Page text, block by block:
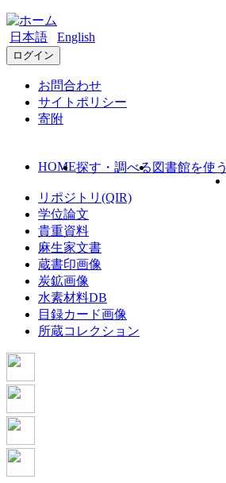
日本語 English
ログイン
お問合わせ
サイトポリシー
寄附
HOME探す・調べる 図書館を使う
リポジトリ(QIR)
学位論文
貴重資料
麻生家文書
蔵書印画像
炭鉱画像
水素材料DB
目録カード画像
所蔵コレクション